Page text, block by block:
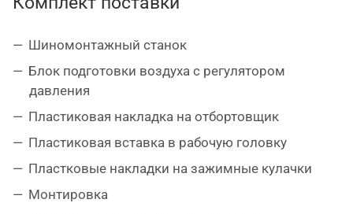
смонтирован на колонне;
в конструкции предусмотрена емкость для
сжатого воздуха (бустер) для быстрой посадки
приобретение пистолета для взрывной
начкачки IT-GUN (опция);
в комплекте пластиковые накладки на
зажимные кулачки, монтажную головку и
Шиномонтажный станок
Блок подготовки воздуха с регулятором
давления
Пластиковая накладка на отбортовщик
Пластиковая вставка в рабочую головку
Пластковые накладки на зажимные кулачки
Монтировка